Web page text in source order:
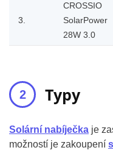
3.
CROSSIO
SolarPower
28W 3.0
Typy
Solární nabíječka je
možností je zakoupení